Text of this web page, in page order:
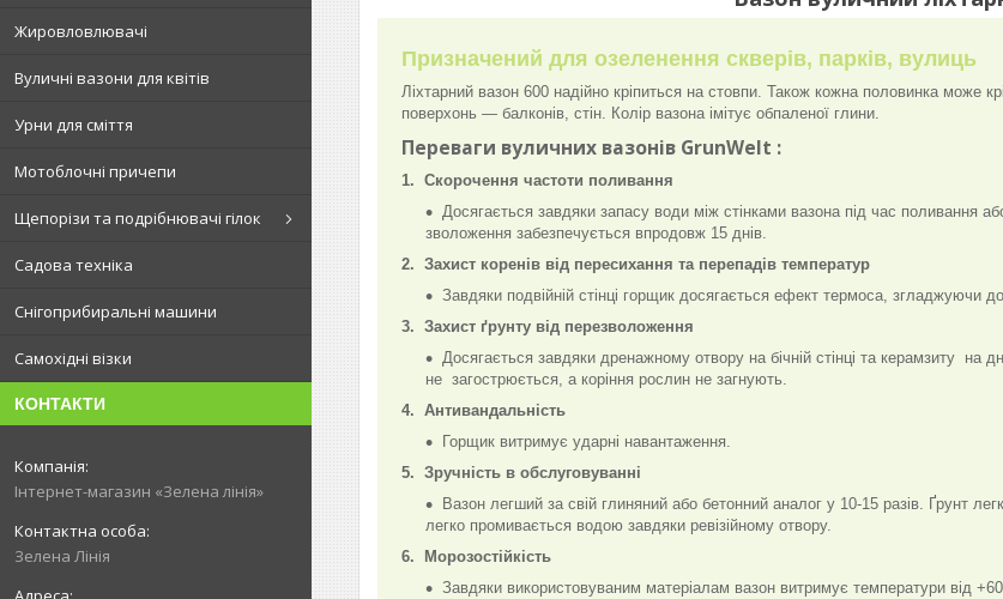
Жировловлювачі
Вуличні вазони для квітів
Урни для сміття
Мотоблочні причепи
Щепорізи та подрібнювачі гілок
Садова техніка
Снігоприбиральні машини
Самохідні візки
КОНТАКТИ
Інтернет-магазин «Зелена лінія»
Зелена Лінія
Призначений для озеленення скверів, парків, вулиць
Ліхтарний вазон 600 надійно кріпиться на стовпи. Також кожна половинка може
поверхонь — балконів, стін. Колір вазона імітує обпаленої глини.
Переваги вуличних вазонів GrunWelt :
1. Скорочення частоти поливання
Досягається завдяки запасу води між стінками вазона під час поливання
зволоження забезпечується впродовж 15 днів.
2. Захист коренів від пересихання та перепадів температур
Завдяки подвійній стінці горщик досягається ефект термоса, згладжуючи
3. Захист ґрунту від перезволоження
Досягається завдяки дренажному отвору на бічній стінці та керамзиту на
не загострюється, а коріння рослин не загнують.
4. Антивандальність
Горщик витримує ударні навантаження.
5. Зручність в обслуговуванні
Вазон легший за свій глиняний або бетонний аналог у 10-15 разів. Ґрунт
легко промивається водою завдяки ревізійному отвору.
6. Морозостійкість
Завдяки використовуваним матеріалам вазон витримує температури від